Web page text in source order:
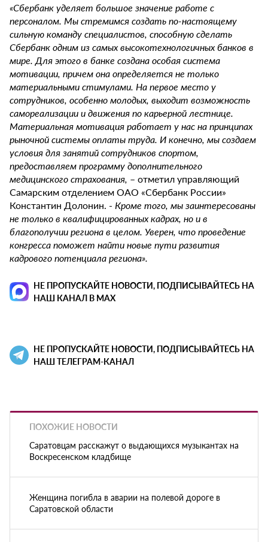
«Сбербанк уделяет большое значение работе с
персоналом. Мы стремимся создать по-настоящему
сильную команду специалистов, способную сделать
Сбербанк одним из самых высокотехнологичных банков в
мире. Для этого в банке создана особая система
мотивации, причем она определяется не только
материальными стимулами. На первое место у
сотрудников, особенно молодых, выходит возможность
самореализации и движения по карьерной лестнице.
Материальная мотивация работает у нас на принципах
рыночной системы оплаты труда. И конечно, мы создаем
условия для занятий сотрудников спортом,
предоставляем программу дополнительного
медицинского страхования, – отметил управляющий
Самарским отделением ОАО «Сбербанк России»
Константин Долонин. - Кроме того, мы заинтересованы
не только в квалифицированных кадрах, но и в
благополучии региона в целом. Уверен, что проведение
конгресса поможет найти новые пути развития
кадрового потенциала региона».
НЕ ПРОПУСКАЙТЕ НОВОСТИ, ПОДПИСЫВАЙТЕСЬ НА
НАШ КАНАЛ В MAX
НЕ ПРОПУСКАЙТЕ НОВОСТИ, ПОДПИСЫВАЙТЕСЬ НА
НАШ ТЕЛЕГРАМ-КАНАЛ
ПОХОЖИЕ НОВОСТИ
Саратовцам расскажут о выдающихся музыкантах на
Воскресенском кладбище
Женщина погибла в аварии на полевой дороге в
Саратовской области